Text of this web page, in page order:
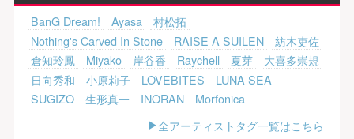
BanG Dream! Ayasa
村松拓
Nothing's Carved In Stone
RAISE A SUILEN
紡木吏佐
倉知玲鳳
Miyako 岸谷香 Raychell 夏芽
大喜多崇規
日向秀和
小原莉子 LOVEBITES
LUNA SEA
SUGIZO
生形真一 INORAN
Morfonica
全アーティストタグ一覧はこちら